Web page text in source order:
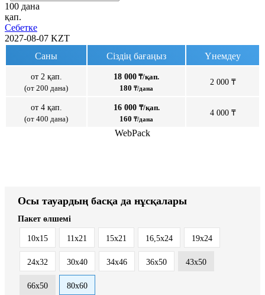
100 дана
қап.
Себетке
2027-08-07 KZT
Саны
Сіздің бағаңыз Үнемдеу
от 2 қап.
(от 200 дана)
18 000 ₸/қап.
180 ₸/дана
2 000 ₸
от 4 қап.
(от 400 дана)
16 000 ₸/қап.
160 ₸/дана
4 000 ₸
WebPack
Осы тауардың басқа да нұсқалары
Пакет өлшемі
10x15 11x21 15x21 16,5х24 19х24
24х32 30x40 34х46 36х50 43х50
66х50 80х60